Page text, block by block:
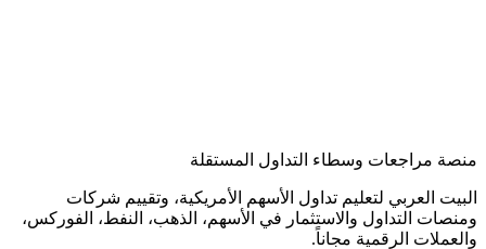
منصة مراجعات وسطاء التداول المستقلة
البيت العربي لتعليم تداول الأسهم الأمريكية، وتقييم شركات
ومنصات التداول والاستثمار في الأسهم، الذهب، النفط، الفوركس،
والعملات الرقمية مجاناً.